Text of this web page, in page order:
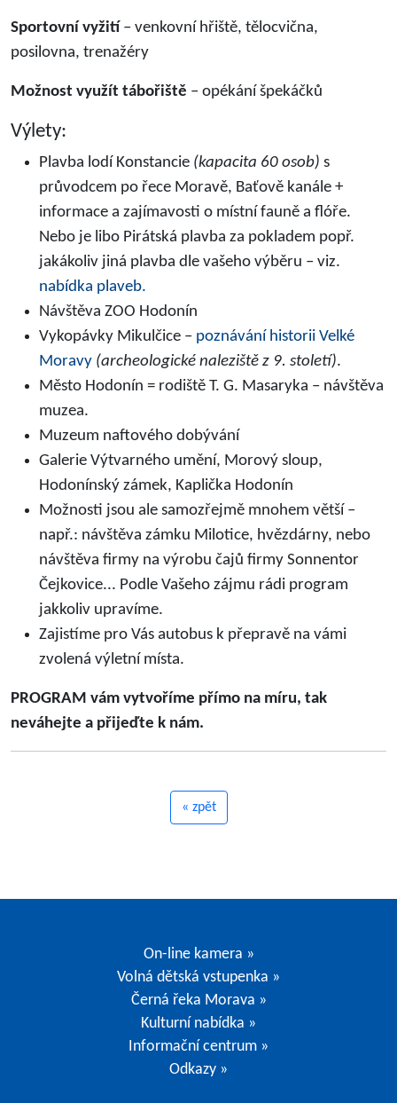
Sportovní vyžití – venkovní hřiště, tělocvična,
posilovna, trenažéry
Možnost využít tábořiště – opékání špekáčků
Výlety:
Plavba lodí Konstancie (kapacita 60 osob) s
průvodcem po řece Moravě, Baťově kanále +
informace a zajímavosti o místní fauně a flóře.
Nebo je libo Pirátská plavba za pokladem popř.
jakákoliv jiná plavba dle vašeho výběru – viz.
nabídka plaveb.
Návštěva ZOO Hodonín
Vykopávky Mikulčice – poznávání historii Velké
Moravy (archeologické naleziště z 9. století).
Město Hodonín = rodiště T. G. Masaryka – návštěva
muzea.
Muzeum naftového dobývání
Galerie Výtvarného umění, Morový sloup,
Hodonínský zámek, Kaplička Hodonín
Možnosti jsou ale samozřejmě mnohem větší –
např.: návštěva zámku Milotice, hvězdárny, nebo
návštěva firmy na výrobu čajů firmy Sonnentor
Čejkovice... Podle Vašeho zájmu rádi program
jakkoliv upravíme.
Zajistíme pro Vás autobus k přepravě na vámi
zvolená výletní místa.
PROGRAM vám vytvoříme přímo na míru, tak
neváhejte a přijeďte k nám.
« zpět
On-line kamera »
Volná dětská vstupenka »
Černá řeka Morava »
Kulturní nabídka »
Informační centrum »
Odkazy »